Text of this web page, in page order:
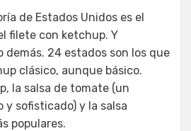
de Estados Unidos es el
filete con ketchup. Y
demás. 24 estados son los que
clásico, aunque básico.
la salsa de tomate (un
y sofisticado) y la salsa
populares.